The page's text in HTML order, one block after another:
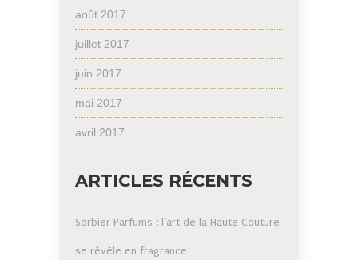
août 2017
juillet 2017
juin 2017
mai 2017
avril 2017
ARTICLES RÉCENTS
Sorbier Parfums : l’art de la Haute Couture
se révèle en fragrance